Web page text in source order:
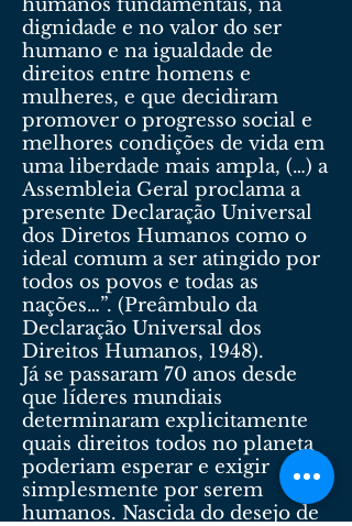
humanos fundamentais, na
dignidade e no valor do ser
humano e na igualdade de
direitos entre homens e
mulheres, e que decidiram
promover o progresso social e
melhores condições de vida em
uma liberdade mais ampla, (…) a
Assembleia Geral proclama a
presente Declaração Universal
dos Diretos Humanos como o
ideal comum a ser atingido por
todos os povos e todas as
nações…”. (Preâmbulo da
Declaração Universal dos
Direitos Humanos, 1948).
Já se passaram 70 anos desde
que líderes mundiais
determinaram explicitamente
quais direitos todos no planeta
poderiam esperar e exigir
simplesmente por serem
humanos. Nascida do desejo de